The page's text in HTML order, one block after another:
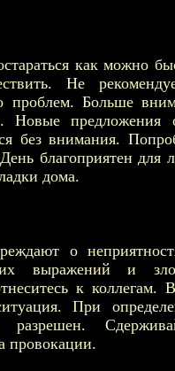
как можно
Не
проблем. Больше
Новые предложения
без внимания.
благоприятен для
дома.
о
выражений и
к
При
разрешен.
провокации.